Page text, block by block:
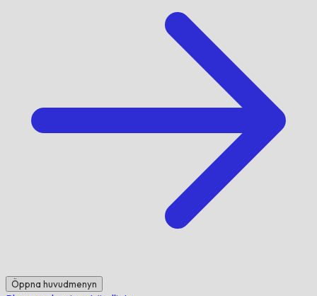
Öppna huvudmenyn